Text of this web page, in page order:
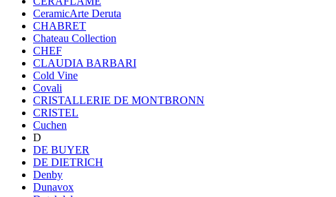
CeramicArte Deruta
CHABRET
Chateau Collection
CHEF
CLAUDIA BARBARI
Cold Vine
Covali
CRISTALLERIE DE MONTBRONN
CRISTEL
Cuchen
D
DE BUYER
DE DIETRICH
Denby
Dunavox